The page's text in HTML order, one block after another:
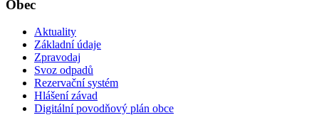
Obec
Aktuality
Základní údaje
Zpravodaj
Svoz odpadů
Rezervační systém
Hlášení závad
Digitální povodňový plán obce